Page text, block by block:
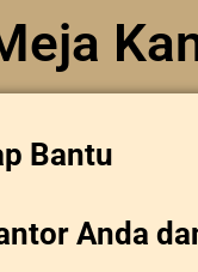
Bantu
Anda